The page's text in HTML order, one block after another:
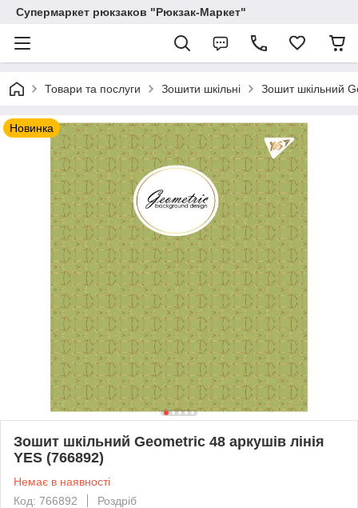
Супермаркет рюкзаков "Рюкзак-Маркет"
Товари та послуги Зошити шкільні Зошит шкільний
Новинка
Зошит шкільний Geometric 48 аркушів лінія
YES (766892)
Немає в наявності
Код: 766892
Роздріб